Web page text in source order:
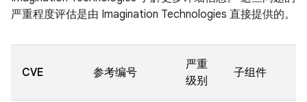
严重程度评估是由 Imagination Technologies 直接提供的。
CVE 参考编号
严重
级别
子组件